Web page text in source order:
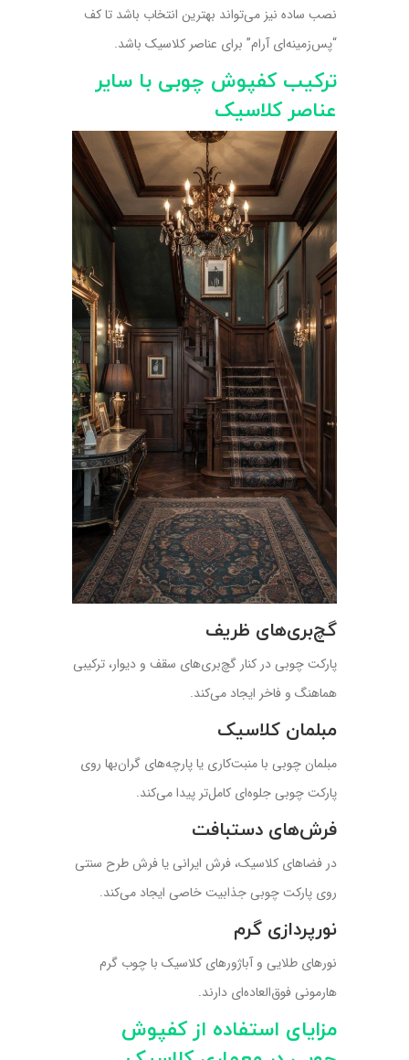
نصب ساده نیز می‌تواند بهترین انتخاب باشد تا کف
“پس‌زمینه‌ای آرام” برای عناصر کلاسیک باشد.
ترکیب کفپوش چوبی با سایر
عناصر کلاسیک
گچ‌بری‌های ظریف
پارکت چوبی در کنار گچ‌بری‌های سقف و دیوار، ترکیبی
هماهنگ و فاخر ایجاد می‌کند.
مبلمان کلاسیک
مبلمان چوبی با منبت‌کاری یا پارچه‌های گران‌بها روی
پارکت چوبی جلوه‌ای کامل‌تر پیدا می‌کند.
فرش‌های دستبافت
در فضاهای کلاسیک، فرش ایرانی یا فرش طرح سنتی
روی پارکت چوبی جذابیت خاصی ایجاد می‌کند.
نورپردازی گرم
نورهای طلایی و آباژورهای کلاسیک با چوب گرم
هارمونی فوق‌العاده‌ای دارند.
مزایای استفاده از کفپوش